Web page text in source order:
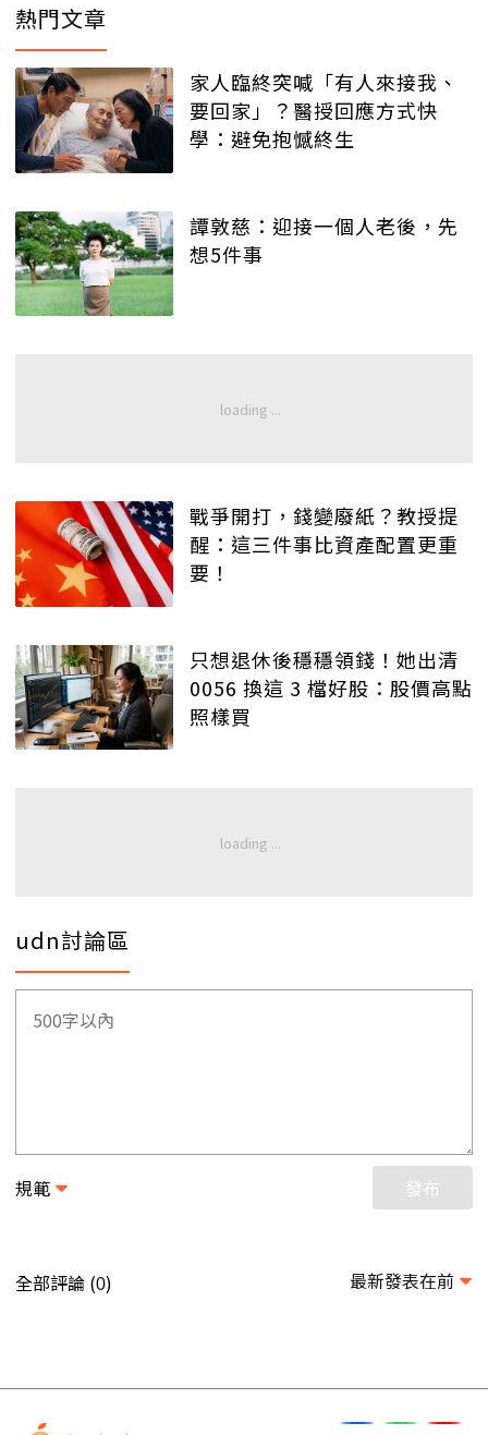
熱門文章
家人臨終突喊「有人來接我、
要回家」？醫授回應方式快
學：避免抱憾終生
譚敦慈：迎接一個人老後，先
想5件事
戰爭開打，錢變廢紙？教授提
醒：這三件事比資產配置更重
要！
只想退休後穩穩領錢！她出清
0056 換這 3 檔好股：股價高點
照樣買
udn討論區
規範 發布
全部評論 (0) 最新發表在前